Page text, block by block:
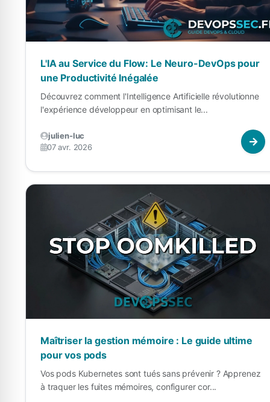
L'IA au Service du Flow: Le Neuro-DevOps pour
une Productivité Inégalée
Découvrez comment l'Intelligence Artificielle révolutionne
l'expérience développeur en optimisant le...
julien-luc
07 avr. 2026
Maîtriser la gestion mémoire : Le guide ultime
pour vos pods
Vos pods Kubernetes sont tués sans prévenir ? Apprenez
à traquer les fuites mémoires, configurer cor...